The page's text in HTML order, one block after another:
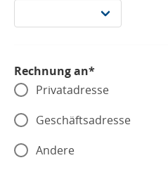
Rechnung an*
Privatadresse
Geschäftsadresse
Andere